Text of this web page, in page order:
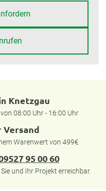
Knetzgau
08:00 Uhr - 16:00 Uhr
Versand
Warenwert von 499€
95 00 60
und Ihr Projekt erreichbar.